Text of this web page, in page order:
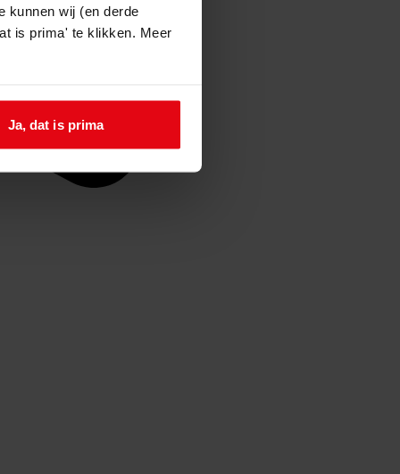
kunnen wij (en derde
is prima' te klikken. Meer
Ja, dat is prima